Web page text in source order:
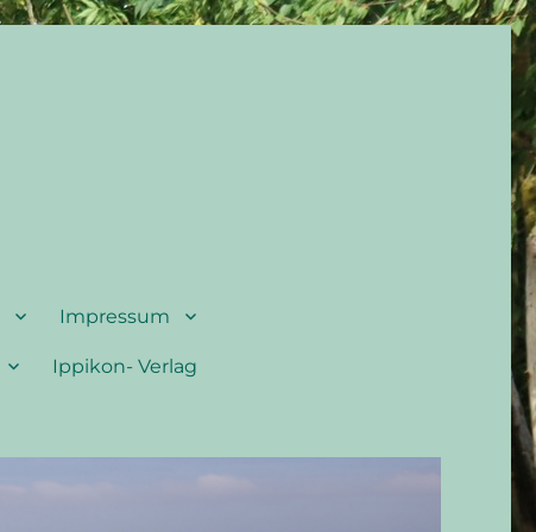
Impressum
Ippikon- Verlag